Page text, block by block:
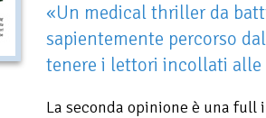
«Un medical thriller da
sapientemente percorso
tenere i lettori incollati alle
La seconda opinione è una full